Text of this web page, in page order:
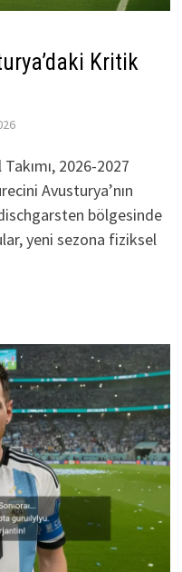
Kritik
2026-2027
Avusturya’nın
bölgesinde
yeni sezona fiziksel